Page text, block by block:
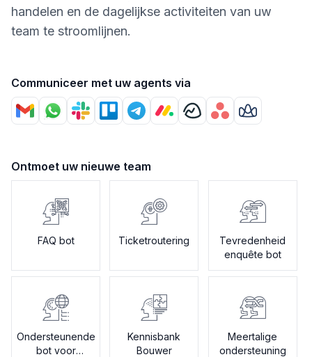
handelen en de dagelijkse activiteiten van uw
team te stroomlijnen.
Communiceer met uw agents via
Ontmoet uw nieuwe team
FAQ bot Ticketroutering
Tevredenheid
enquête bot
Ondersteunende
bot voor
Kennisbank
Bouwer
Meertalige
ondersteuning